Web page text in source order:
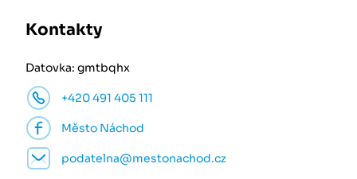
Kontakty
Datovka: gmtbqhx
+420 491 405 111
Město Náchod
podatelna@mestonachod.cz